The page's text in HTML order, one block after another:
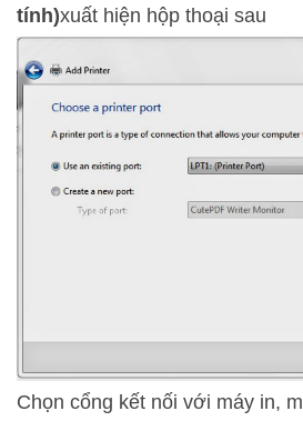
tính)xuất hiện hộp thoại sau
Chọn cổng kết nối với máy in,